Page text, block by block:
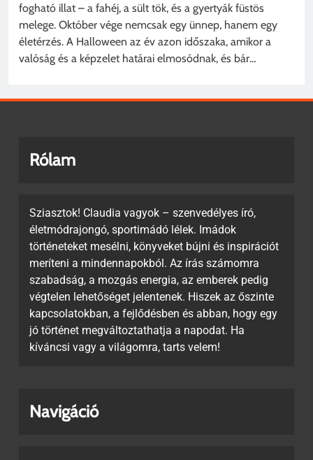
fogható illat – a fahéj, a sült tök, és a gyertyák füstös
melege. Október vége nemcsak egy ünnep, hanem egy
életérzés. A Halloween az év azon időszaka, amikor a
valóság és a képzelet határai elmosódnak, és bár…
Rólam
Sziasztok! Claudia vagyok – szenvedélyes író,
életmódrajongó, sportimádó lélek. Imádok
történeteket mesélni, könyveket bújni és inspirációt
meríteni a mindennapokból. Az írás számomra
szabadság, a mozgás energia, az emberek pedig
végtelen lehetőséget jelentenek. Hiszek az őszinte
kapcsolatokban, a fejlődésben és abban, hogy egy
jó történet megváltoztathatja a napodat. Ha
kíváncsi vagy a világomra, tarts velem!
Navigáció